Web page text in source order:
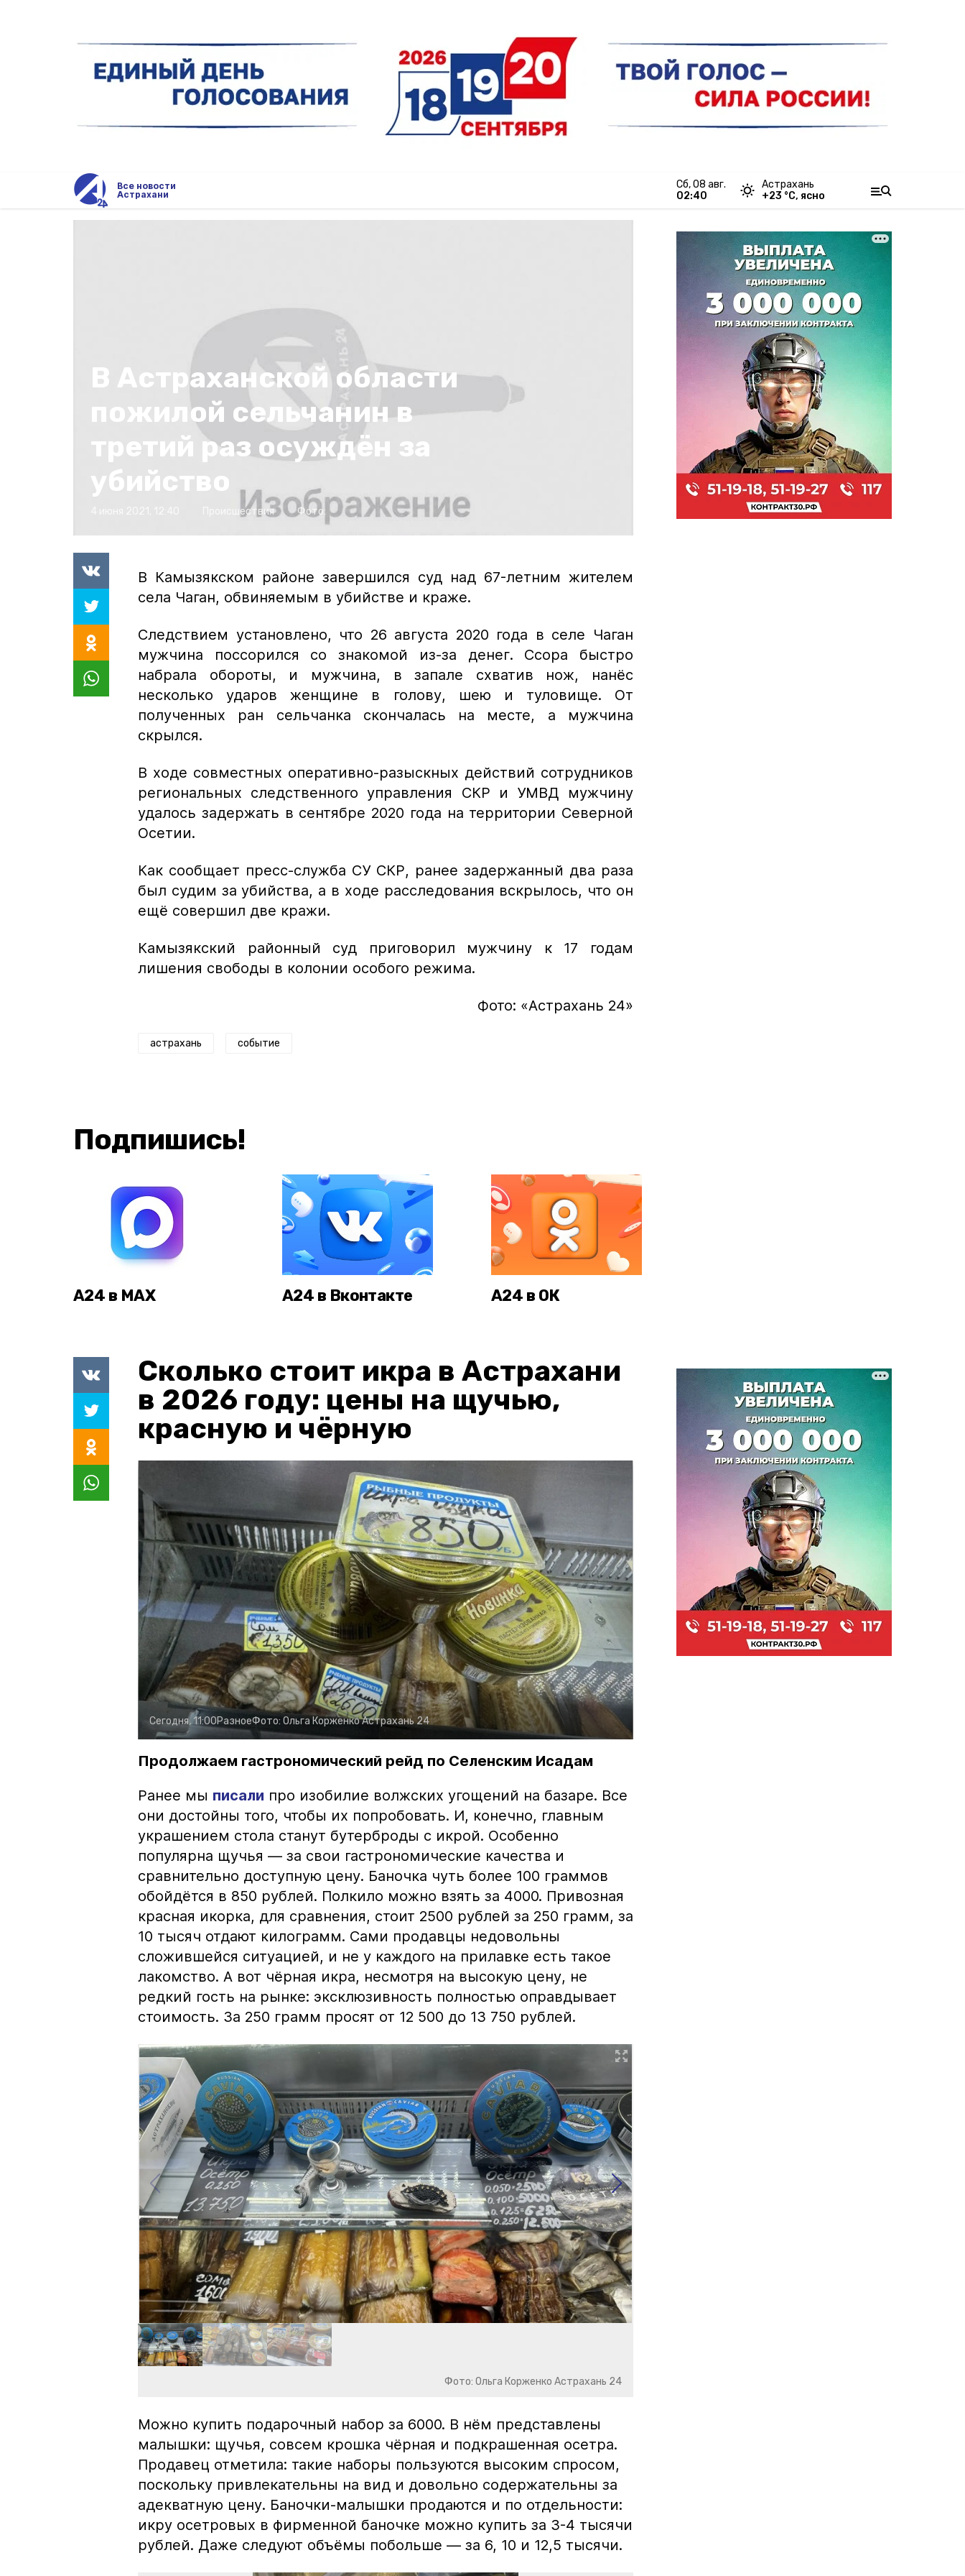
Все новости
Астрахани
сб, 08 авг.
02:40
Астрахань
+23 °С, ясно
В Астраханской области
пожилой сельчанин в
третий раз осуждён за
убийство
Происшествия Фото:
В Камызякском районе завершился суд над 67-летним жителем
села Чаган, обвиняемым в убийстве и краже.
Следствием установлено, что 26 августа 2020 года в селе Чаган
мужчина поссорился со знакомой из-за денег. Ссора быстро
набрала обороты, и мужчина, в запале схватив нож, нанёс
несколько ударов женщине в голову, шею и туловище. От
полученных ран сельчанка скончалась на месте, а мужчина
скрылся.
В ходе совместных оперативно-разыскных действий сотрудников
региональных следственного управления СКР и УМВД мужчину
удалось задержать в сентябре 2020 года на территории Северной
Осетии.
Как сообщает пресс-служба СУ СКР, ранее задержанный два раза
был судим за убийства, а в ходе расследования вскрылось, что он
ещё совершил две кражи.
Камызякский районный суд приговорил мужчину к 17 годам
лишения свободы в колонии особого режима.
Фото: «Астрахань 24»
астрахань событие
Подпишись!
А24 в MAX А24 в Вконтакте А24 в ОК
Сколько стоит икра в Астрахани
в 2026 году: цены на щучью,
красную и чёрную
Сегодня, 11:00РазноеФото: Ольга КорженкоАстрахань 24
Продолжаем гастрономический рейд по Селенским Исадам
Ранее мы писали про изобилие волжских угощений на базаре. Все
они достойны того, чтобы их попробовать. И, конечно, главным
украшением стола станут бутерброды с икрой. Особенно
популярна щучья — за свои гастрономические качества и
сравнительно доступную цену. Баночка чуть более 100 граммов
обойдётся в 850 рублей. Полкило можно взять за 4000. Привозная
красная икорка, для сравнения, стоит 2500 рублей за 250 грамм, за
10 тысяч отдают килограмм. Сами продавцы недовольны
сложившейся ситуацией, и не у каждого на прилавке есть такое
лакомство. А вот чёрная икра, несмотря на высокую цену, не
редкий гость на рынке: эксклюзивность полностью оправдывает
стоимость. За 250 грамм просят от 12 500 до 13 750 рублей.
Фото: Ольга Корженко Астрахань 24
Можно купить подарочный набор за 6000. В нём представлены
малышки: щучья, совсем крошка чёрная и подкрашенная осетра.
Продавец отметила: такие наборы пользуются высоким спросом,
поскольку привлекательны на вид и довольно содержательны за
адекватную цену. Баночки-малышки продаются и по отдельности:
икру осетровых в фирменной баночке можно купить за 3-4 тысячи
рублей. Даже следуют объёмы побольше — за 6, 10 и 12,5 тысячи.